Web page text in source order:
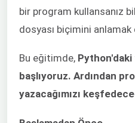
bir program kullansanız
dosyası biçimini anlamak
Bu eğitimde, Python'daki
başlıyoruz. Ardından
yazacağımızı